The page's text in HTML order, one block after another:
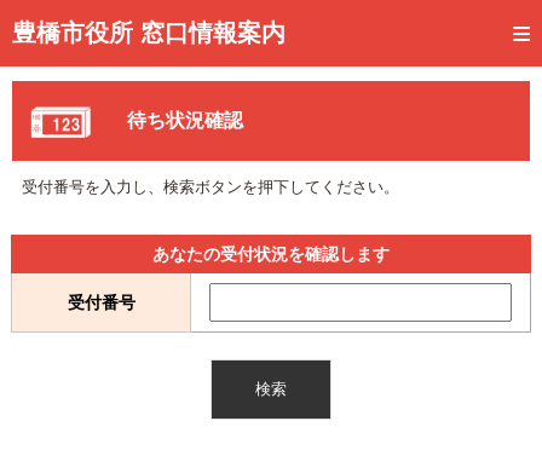
豊橋市役所 窓口情報案内
トップページ
事前予約
予約状況確認
待ち状況確認
交付状況確認
待ち状況確認
受付番号を入力し、検索ボタンを押下してください。
あなたの受付状況を確認します
受付番号